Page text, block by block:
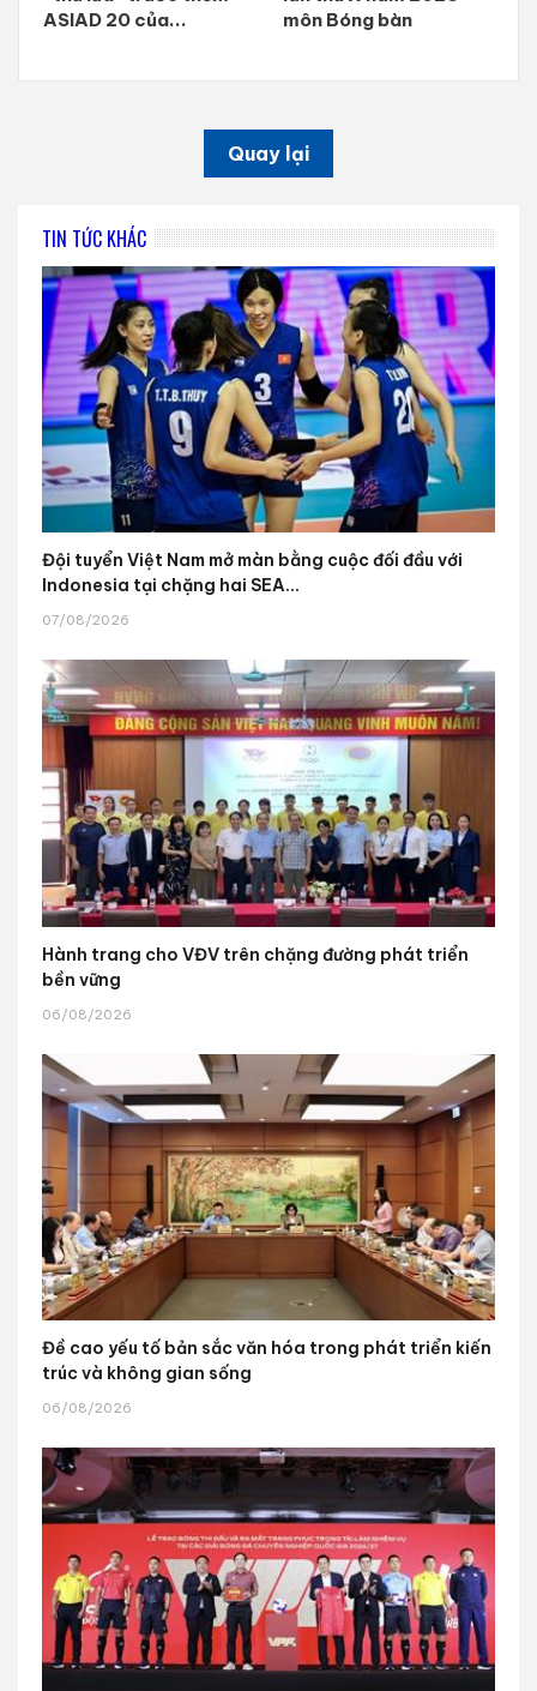
ASIAD 20 của...
môn Bóng bàn
Quay lại
TIN TỨC KHÁC
Đội tuyển Việt Nam mở màn bằng cuộc đối đầu với
Indonesia tại chặng hai SEA...
07/08/2026
Hành trang cho VĐV trên chặng đường phát triển
bền vững
06/08/2026
Đề cao yếu tố bản sắc văn hóa trong phát triển kiến
trúc và không gian sống
06/08/2026